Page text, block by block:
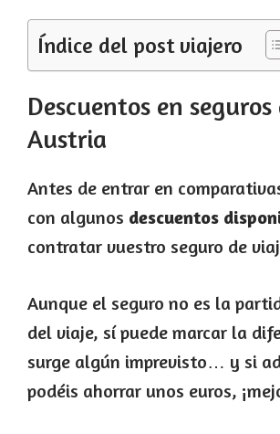
Índice del post viajero
Descuentos en
Austria
Antes de entrar en
con algunos descuentos
contratar vuestro seguro de
Aunque el seguro no es la
del viaje, sí puede marcar la
surge algún imprevisto… y si
podéis ahorrar unos euros,